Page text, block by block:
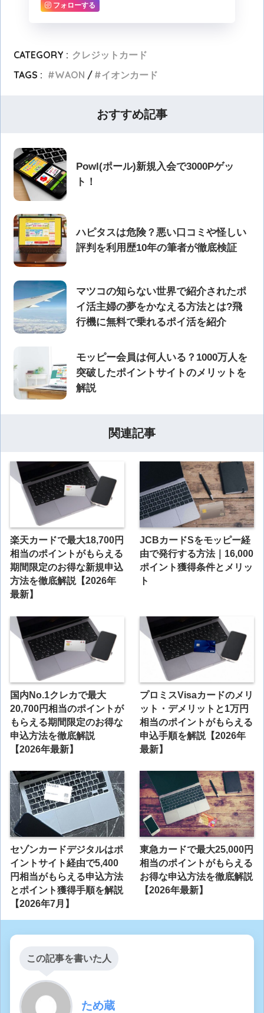
フォローする
CATEGORY : クレジットカード
TAGS :
WAON イオンカード
おすすめ記事
Powl(ポール)新規入会で3000Pゲッ
ト！
ハピタスは危険？悪い口コミや怪しい
評判を利用歴10年の筆者が徹底検証
マツコの知らない世界で紹介されたポ
イ活主婦の夢をかなえる方法とは?飛
行機に無料で乗れるポイ活を紹介
モッピー会員は何人いる？1000万人を
突破したポイントサイトのメリットを
解説
関連記事
楽天カードで最大18,700円
相当のポイントがもらえる
期間限定のお得な新規申込
方法を徹底解説【2026年
最新】
JCBカードSをモッピー経
由で発行する方法｜16,000
ポイント獲得条件とメリッ
ト
国内No.1クレカで最大
20,700円相当のポイントが
もらえる期間限定のお得な
申込方法を徹底解説
【2026年最新】
プロミスVisaカードのメリ
ット・デメリットと1万円
相当のポイントがもらえる
申込手順を解説【2026年
最新】
セゾンカードデジタルはポ
イントサイト経由で5,400
円相当がもらえる申込方法
とポイント獲得手順を解説
【2026年7月】
東急カードで最大25,000円
相当のポイントがもらえる
お得な申込方法を徹底解説
【2026年最新】
この記事を書いた人
ため蔵